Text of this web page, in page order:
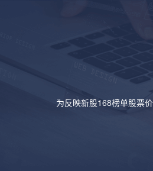
为反映新股168榜单股票